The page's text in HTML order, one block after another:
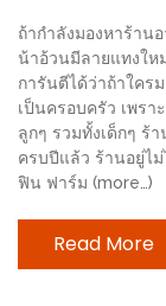
พา
เพื่อน
มา
ม่วน
กั๋น
ถ้ากำลังมองหาร้าน
น้าอ้วนมีลายแทงให
การันตีได้ว่าถ้าใคร
เป็นครอบครัว เพรา
ลูกๆ รวมทั้งเด็กๆ ร้
ครบปีแล้ว ร้านอยู่ไ
ฟิน ฟาร์ม (more…)
Read More